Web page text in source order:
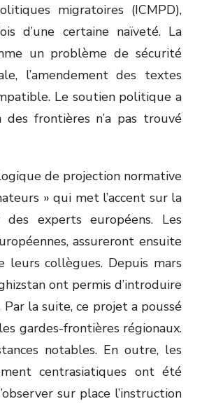
migratoires (ICMPD),
d’une certaine naïveté. La
un problème de sécurité
l’amendement des textes
Le soutien politique a
frontières n’a pas trouvé
de projection normative
» qui met l’accent sur la
experts européens. Les
assureront ensuite
leurs collègues. Depuis mars
ont permis d’introduire
la suite, ce projet a poussé
gardes-frontières régionaux.
notables. En outre, les
centrasiatiques ont été
sur place l’instruction